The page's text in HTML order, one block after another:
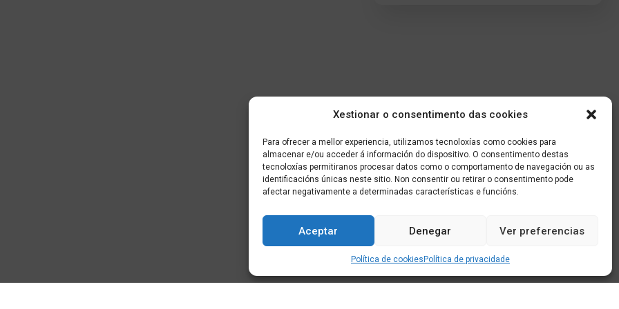
Xestionar o consentimento das cookies
Para ofrecer a mellor experiencia, utilizamos tecnoloxías como cookies para
almacenar e/ou acceder á información do dispositivo. O consentimento destas
tecnoloxías permitiranos procesar datos como o comportamento de navegación ou as
identificacións únicas neste sitio. Non consentir ou retirar o consentimento pode
afectar negativamente a determinadas características e funcións.
Aceptar Denegar Ver preferencias
Política de cookies Política de privacidade